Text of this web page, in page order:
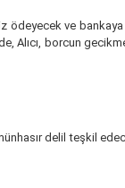
ve
borcun
delil teşkil